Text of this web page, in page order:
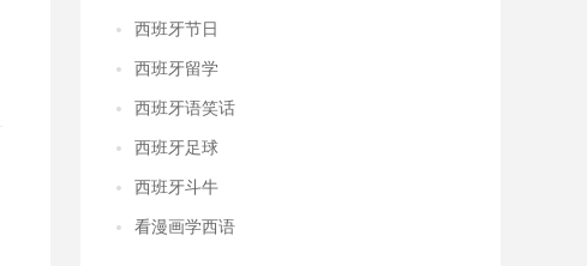
西班牙节日
西班牙留学
西班牙语笑话
西班牙足球
西班牙斗牛
看漫画学西语